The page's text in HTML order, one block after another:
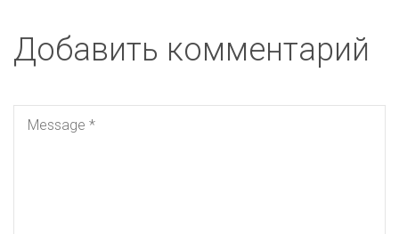
Добавить комментарий